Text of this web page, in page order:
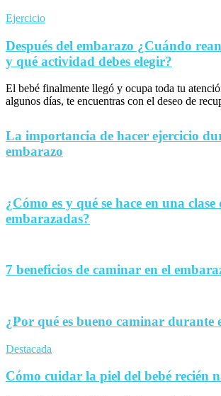
Ejercicio
Después del embarazo ¿Cuándo
y qué actividad debes elegir?
El bebé finalmente llegó y ocupa toda tu
algunos días, te encuentras con el deseo de
La importancia de hacer ejercicio
embarazo
¿Cómo es y qué se hace en una
embarazadas?
7 beneficios de caminar en el
¿Por qué es bueno caminar durante
Destacada
Cómo cuidar la piel del bebé recién